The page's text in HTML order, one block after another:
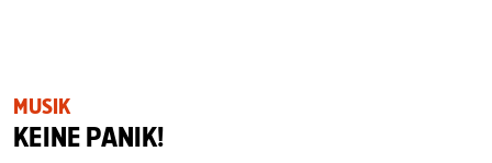
MUSIK
KEINE PANIK!